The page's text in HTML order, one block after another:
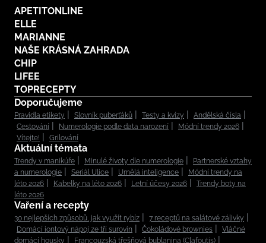
APETITONLINE
ELLE
MARIANNE
NAŠE KRÁSNÁ ZAHRADA
CHIP
LIFEE
TOPRECEPTY
Doporučujeme
Pravidla etikety Slovník puberťáků Testy a kvízy
Andělská čísla
Cestování
Numerologie podle data narození
Módní trendy 2026
Vítejte!
Grilování
Aktuální témata
Trendy v manikúře Minulé životy dle numerologie
Partnerské vztahy
a numerologie
Seriál Ulice Umělá inteligence
Módní trendy na
léto 2026
Kabelky na léto 2026 Letní účesy 2026
Trendy boty na
léto 2026
Vaření a recepty
30 nejlepších způsobů, jak využít rybíz
7 receptů na salátové zálivky
Domácí iontový nápoj ze tří surovin
Čokoládové brownies
Vláčné
domácí housky
Francouzská třešňová bublanina (Clafoutis)